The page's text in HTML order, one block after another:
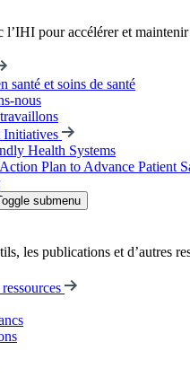
l’IHI pour accélérer et
santé et soins de santé
nous
Initiatives
Health Systems
Plan to Advance Patient
submenu
les publications et d’autres